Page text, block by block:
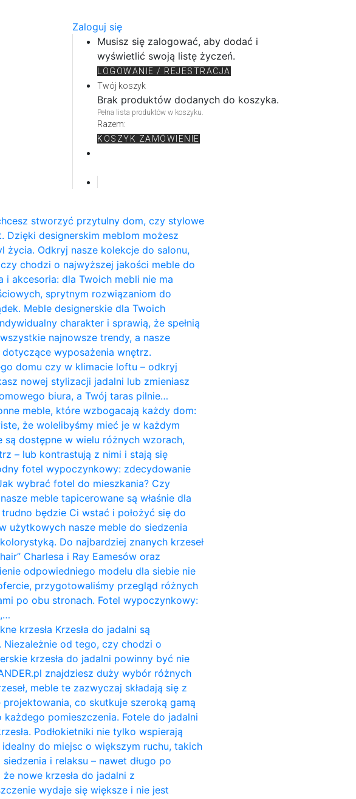
Zaloguj się
Musisz się zalogować, aby dodać i
wyświetlić swoją listę życzeń.
LOGOWANIE / REJESTRACJA
Twój koszyk
Brak produktów dodanych do koszyka.
Pełna lista produktów w koszyku.
Razem:
KOSZYK ZAMÓWIENIE
stworzyć przytulny dom, czy stylowe
Dzięki designerskim meblom możesz
Odkryj nasze kolekcje do salonu,
chodzi o najwyższej jakości meble do
akcesoria: dla Twoich mebli nie ma
sprytnym rozwiązaniom do
Meble designerskie dla Twoich
charakter i sprawią, że spełnią
najnowsze trendy, a nasze
wyposażenia wnętrz.
domu czy w klimacie loftu – odkryj
nowej stylizacji jadalni lub zmieniasz
biura, a Twój taras pilnie…
meble, które wzbogacają każdy dom:
że wolelibyśmy mieć je w każdym
dostępne w wielu różnych wzorach,
– lub kontrastują z nimi i stają się
fotel wypoczynkowy: zdecydowanie
wybrać fotel do mieszkania? Czy
meble tapicerowane są właśnie dla
będzie Ci wstać i położyć się do
użytkowych nasze meble do siedzenia
Do najbardziej znanych krzeseł
Charlesa i Ray Eamesów oraz
odpowiedniego modelu dla siebie nie
przygotowaliśmy przegląd różnych
po obu stronach. Fotel wypoczynkowy:
krzesła Krzesła do jadalni są
od tego, czy chodzi o
krzesła do jadalni powinny być nie
znajdziesz duży wybór różnych
meble te zazwyczaj składają się z
co skutkuje szeroką gamą
każdego pomieszczenia. Fotele do jadalni
Podłokietniki nie tylko wspierają
do miejsc o większym ruchu, takich
i relaksu – nawet długo po
nowe krzesła do jadalni z
wydaje się większe i nie jest